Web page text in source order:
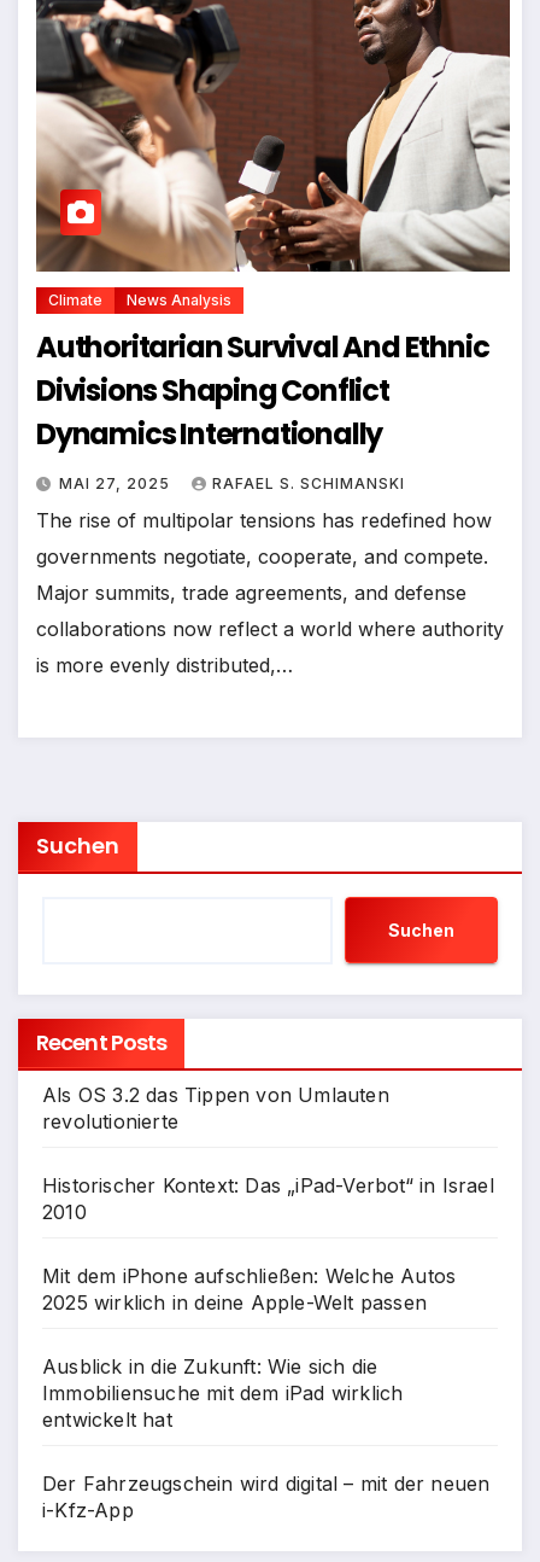
Climate News Analysis
Authoritarian Survival And Ethnic
Divisions Shaping Conflict
Dynamics Internationally
MAI 27, 2025 RAFAEL S. SCHIMANSKI
The rise of multipolar tensions has redefined how
governments negotiate, cooperate, and compete.
Major summits, trade agreements, and defense
collaborations now reflect a world where authority
is more evenly distributed,…
Suchen
Suchen
Recent Posts
Als OS 3.2 das Tippen von Umlauten
revolutionierte
Historischer Kontext: Das „iPad-Verbot“ in Israel
2010
Mit dem iPhone aufschließen: Welche Autos
2025 wirklich in deine Apple-Welt passen
Ausblick in die Zukunft: Wie sich die
Immobiliensuche mit dem iPad wirklich
entwickelt hat
Der Fahrzeugschein wird digital – mit der neuen
i-Kfz-App